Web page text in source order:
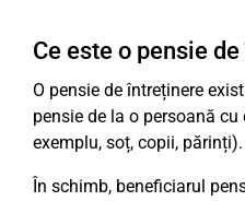
Ce este o pensie
O pensie de întreținere
pensie de la o persoană
exemplu, soț, copii, părinți).
În schimb, beneficiarul